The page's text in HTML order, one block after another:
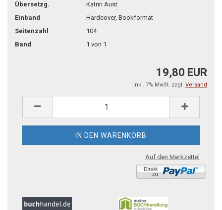
Übersetzg.
Katrin Aust
Einband
Hardcover, Bookformat
Seitenzahl
104
Band
1 von 1
19,80 EUR
inkl. 7% MwSt. zzgl. Versand
Auf den Merkzettel